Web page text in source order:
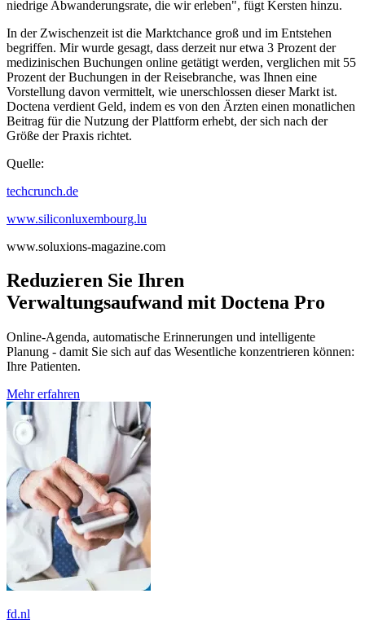
niedrige Abwanderungsrate, die wir erleben", fügt Kersten hinzu.
In der Zwischenzeit ist die Marktchance groß und im Entstehen
begriffen. Mir wurde gesagt, dass derzeit nur etwa 3 Prozent der
medizinischen Buchungen online getätigt werden, verglichen mit 55
Prozent der Buchungen in der Reisebranche, was Ihnen eine
Vorstellung davon vermittelt, wie unerschlossen dieser Markt ist.
Doctena verdient Geld, indem es von den Ärzten einen monatlichen
Beitrag für die Nutzung der Plattform erhebt, der sich nach der
Größe der Praxis richtet.
Quelle:
techcrunch.de
www.siliconluxembourg.lu
www.soluxions-magazine.com
Reduzieren Sie Ihren
Verwaltungsaufwand mit Doctena Pro
Online-Agenda, automatische Erinnerungen und intelligente
Planung - damit Sie sich auf das Wesentliche konzentrieren können:
Ihre Patienten.
Mehr erfahren
fd.nl